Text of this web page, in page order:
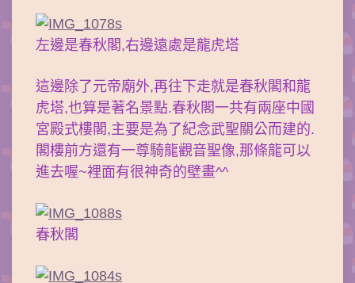
左邊是春秋閣,右邊遠處是龍虎塔
這邊除了元帝廟外,再往下走就是春秋閣和龍
虎塔,也算是著名景點.春秋閣一共有兩座中國
宮殿式樓閣,主要是為了紀念武聖關公而建的.
閣樓前方還有一尊騎龍觀音聖像,那條龍可以
進去喔~裡面有很神奇的壁畫^^
春秋閣